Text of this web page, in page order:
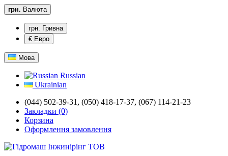
грн. Валюта
грн. Гривна
€ Евро
Мова
Russian
Ukrainian
(044) 502-39-31, (050) 418-17-37, (067) 114-21-23
Закладки (0)
Корзина
Оформлення замовлення